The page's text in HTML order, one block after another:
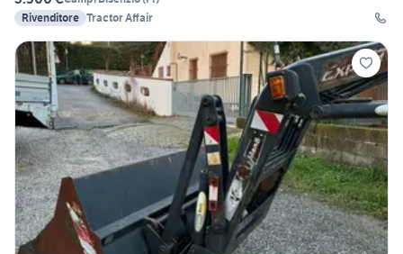
Rivenditore Tractor Affair